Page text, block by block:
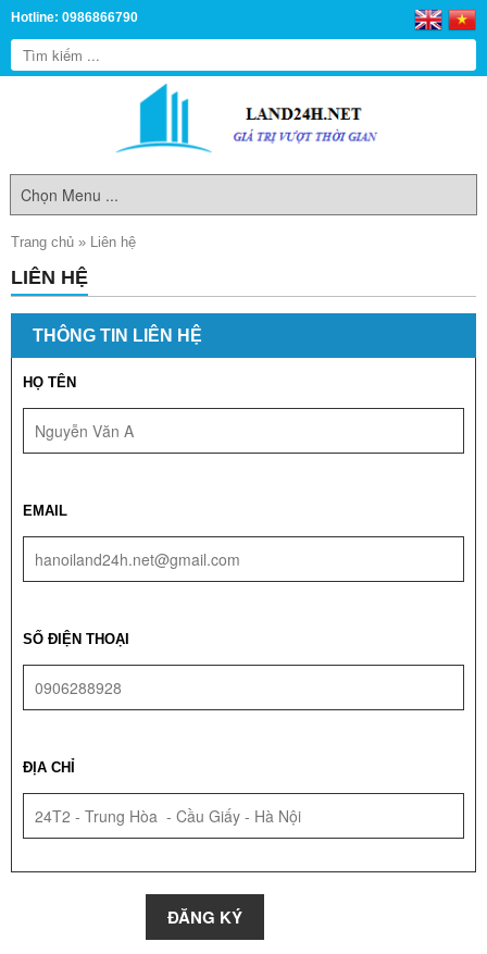
Hotline: 0986866790
Trang chủ » Liên hệ
LIÊN HỆ
THÔNG TIN LIÊN HỆ
HỌ TÊN
EMAIL
SỐ ĐIỆN THOẠI
ĐỊA CHỈ